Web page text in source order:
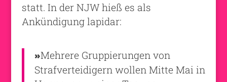
statt. In der NJW hieß es als
Ankündigung lapidar:
»Mehrere Gruppierungen von
Strafverteidigern wollen Mitte Mai in